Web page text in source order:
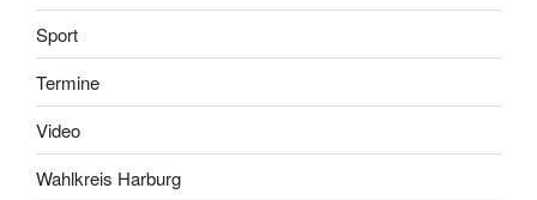
Sport
Termine
Video
Wahlkreis Harburg